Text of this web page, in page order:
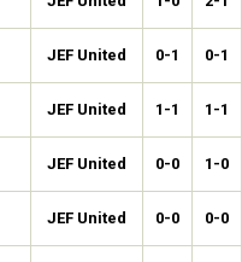
JEF United 0-1 0-1
JEF United 1-1 1-1
JEF United 0-0 1-0
JEF United 0-0 0-0